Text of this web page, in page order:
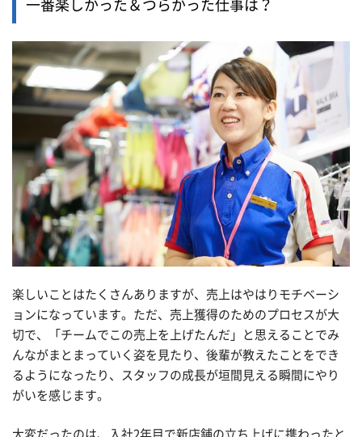
一番楽しかった＆つらかった仕事は？
楽しいことはたくさんありますが、売上はやはりモチベーシ
ョンになっています。ただ、売上獲得のためのプロセスが大
切で、「チームでこの売上を上げたんだ」と思えることでみ
んながまとまっていく姿を見たり、後輩が教えたことをでき
るようになったり、スタッフの成長が垣間見える瞬間にやり
がいを感じます。
大変だったのは、入社2年目で新店舗の立ち上げに携わったと